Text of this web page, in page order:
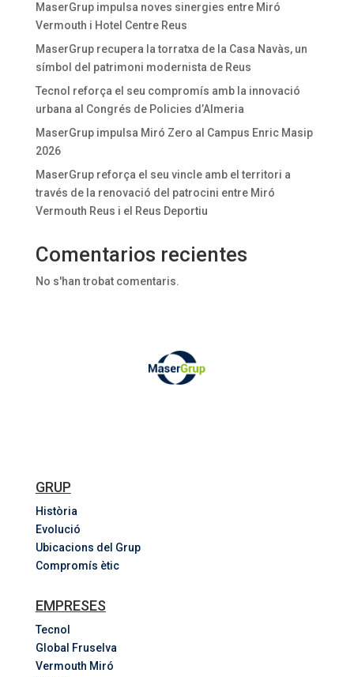
MaserGrup impulsa noves sinergies entre Miró
Vermouth i Hotel Centre Reus
MaserGrup recupera la torratxa de la Casa Navàs, un
símbol del patrimoni modernista de Reus
Tecnol reforça el seu compromís amb la innovació
urbana al Congrés de Policies d’Almeria
MaserGrup impulsa Miró Zero al Campus Enric Masip
2026
MaserGrup reforça el seu vincle amb el territori a
través de la renovació del patrocini entre Miró
Vermouth Reus i el Reus Deportiu
Comentarios recientes
No s'han trobat comentaris.
GRUP
Història
Evolució
Ubicacions del Grup
Compromís ètic
EMPRESES
Tecnol
Global Fruselva
Vermouth Miró